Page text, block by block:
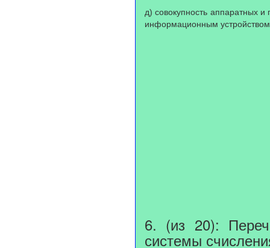
д) совокупность аппаратных
информационным
6. (из 20):
системы